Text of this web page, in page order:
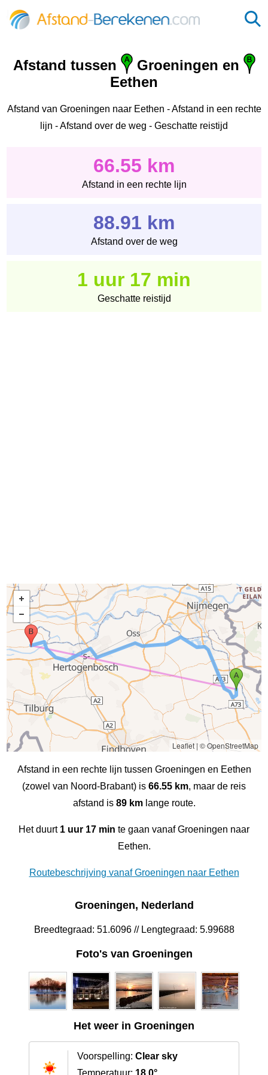
Afstand tussen
Groeningen en
Eethen
Afstand van Groeningen naar Eethen - Afstand in een rechte
lijn - Afstand over de weg - Geschatte reistijd
66.55 km
Afstand in een rechte lijn
88.91 km
Afstand over de weg
1 uur 17 min
Geschatte reistijd
Leaflet|© OpenStreetMap
Afstand in een rechte lijn tussen Groeningen en Eethen
(zowel van Noord-Brabant) is 66.55 km, maar de reis
afstand is 89 kmlange route.
Het duurt 1 uur 17 min te gaan vanaf Groeningen naar
Eethen.
Routebeschrijving vanaf Groeningen naar Eethen
Groeningen, Nederland
Breedtegraad: 51.6096 // Lengtegraad: 5.99688
Foto's van Groeningen
Het weer in Groeningen
Voorspelling: Clear sky